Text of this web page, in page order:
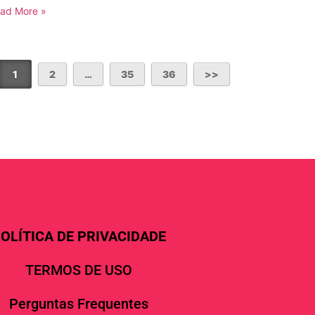
More »
1 2 … 35 36
DE PRIVACIDADE
TERMOS DE USO
Perguntas Frequentes